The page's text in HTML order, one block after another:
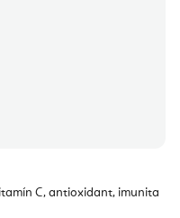
C, antioxidant, imunita